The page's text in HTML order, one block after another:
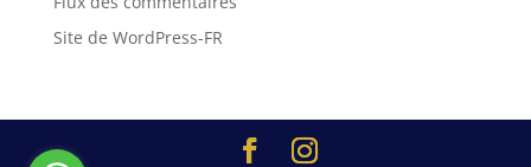
Site de WordPress-FR